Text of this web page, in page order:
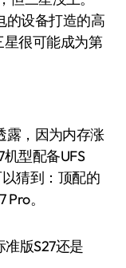
的设备打造的高
星很可能成为第
露，因为内存涨
型配备UFS
猜到：顶配的
。
版S27还是